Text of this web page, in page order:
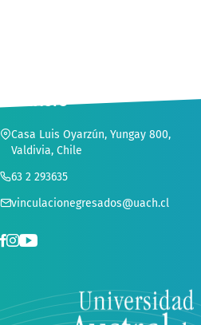
CONTACTO
Casa Luis Oyarzún, Yungay 800,
Valdivia, Chile
63 2 293635
vinculacionegresados@uach.cl